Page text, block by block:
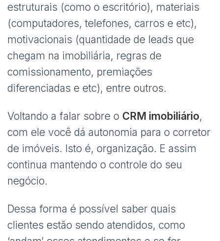
estruturais (como o escritório), materiais
(computadores, telefones, carros e etc),
motivacionais (quantidade de leads que
chegam na imobiliária, regras de
comissionamento, premiações
diferenciadas e etc), entre outros.
Voltando a falar sobre o CRM imobiliário,
com ele você dá autonomia para o corretor
de imóveis. Isto é, organização. E assim
continua mantendo o controle do seu
negócio.
Dessa forma é possível saber quais
clientes estão sendo atendidos, como